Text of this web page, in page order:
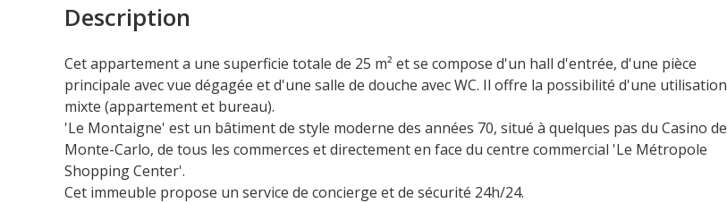
Description
Cet appartement a une superficie totale de 25 m² et se compose d'un hall d'entrée, d'une pièce
principale avec vue dégagée et d'une salle de douche avec WC. Il offre la possibilité d'une utilisation
mixte (appartement et bureau).
'Le Montaigne' est un bâtiment de style moderne des années 70, situé à quelques pas du Casino de
Monte-Carlo, de tous les commerces et directement en face du centre commercial 'Le Métropole
Shopping Center'.
Cet immeuble propose un service de concierge et de sécurité 24h/24.